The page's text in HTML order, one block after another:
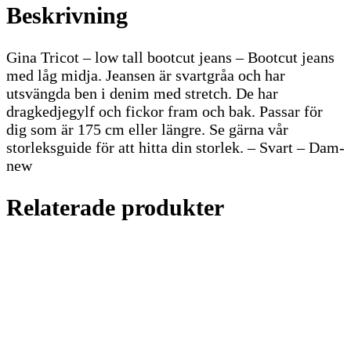
Beskrivning
Gina Tricot – low tall bootcut jeans – Bootcut jeans
med låg midja. Jeansen är svartgråa och har
utsvängda ben i denim med stretch. De har
dragkedjegylf och fickor fram och bak. Passar för
dig som är 175 cm eller längre. Se gärna vår
storleksguide för att hitta din storlek. – Svart – Dam-
new
Relaterade produkter